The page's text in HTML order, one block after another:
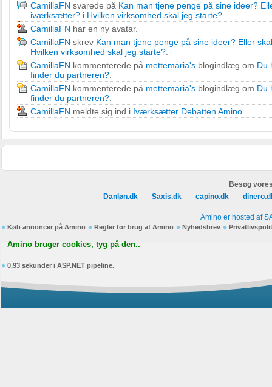
CamillaFN svarede på Kan man tjene penge på sine ideer?
iværksætter? i Hvilken virksomhed skal jeg starte?
CamillaFN har en ny avatar.
CamillaFN skrev Kan man tjene penge på sine ideer? Eller
Hvilken virksomhed skal jeg starte?
CamillaFN kommenterede på mettemaria's blogindlæg om Du
finder du partneren?
CamillaFN kommenterede på mettemaria's blogindlæg om Du
finder du partneren?
CamillaFN meldte sig ind i Iværksætter Debatten Amino
Besøg
Danløn.dk
Saxis.dk capino.dk
Amino er hosted af
Køb annoncer på Amino Regler for brug af Amino Nyhedsbrev
Amino bruger cookies, tyg på den..
0,93 sekunder i ASP.NET pipeline.